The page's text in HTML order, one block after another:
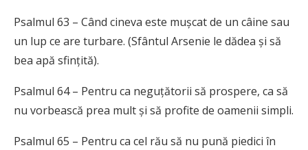
Psalmul 63 – Când cineva este mușcat de un câine sau
un lup ce are turbare. (Sfântul Arsenie le dădea și să
bea apă sfințită).
Psalmul 64 – Pentru ca neguțătorii să prospere, ca să
nu vorbească prea mult și să profite de oamenii simpli.
Psalmul 65 – Pentru ca cel rău să nu pună piedici în